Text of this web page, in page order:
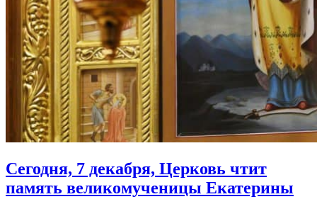
Сегодня, 7 декабря, Церковь чтит
память великомученицы Екатерины